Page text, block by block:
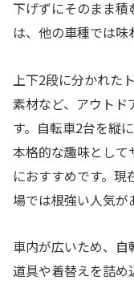
下げずにそのまま積
は、他の車種では味
上下2段に分かれた
素材など、アウトド
す。自転車2台を縦
本格的な趣味とし
におすすめです。
場では根強い人気が
車内が広いため、
道具や着替えを詰め